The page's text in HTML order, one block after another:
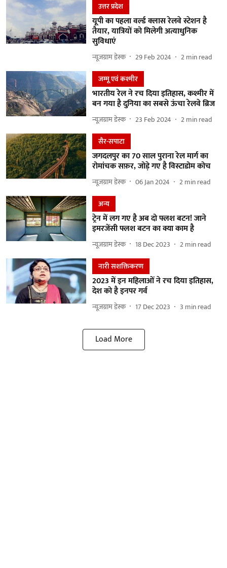
उत्तर प्रदेश
यूपी का पहला वर्ल्ड क्लास रेलवे स्टेशन है
तैयार, यात्रियों को मिलेगी अत्याधुनिक
सुविधाएं
न्यूज़ग्राम डेस्क 29 Feb 2024 2min read
जम्‍मू एवं कश्‍मीर
भारतीय रेल ने रच दिया इतिहास, कश्मीर में
बन गया है दुनिया का सबसे ऊंचा रेलवे ब्रिज
न्यूज़ग्राम डेस्क 23 Feb 2024 2min read
सैर-सपाटा
जगदलपुर का 70 साल पुराना रेल मार्ग का
रोमांचक सफ़र, जोड़े गए है विस्टाडोम कोच
न्यूज़ग्राम डेस्क 06 Jan 2024 2min read
अन्य
ट्रेन में लग गए है अब दो फ्लश बटन! जाने
इमरजेंसी फ्लश बटन का क्या काम है
न्यूज़ग्राम डेस्क 18 Dec 2023 2min read
नारी सशक्तिकरण
2023 में इन महिलाओं ने रच दिया इतिहास,
देश को है इनपर गर्व
न्यूज़ग्राम डेस्क 17 Dec 2023 3 min read
Load More